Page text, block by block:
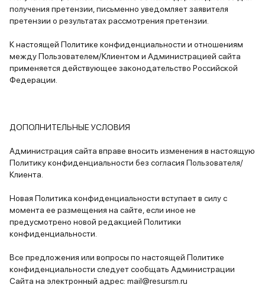
получения претензии, письменно уведомляет заявителя
претензии о результатах рассмотрения претензии.
К настоящей Политике конфиденциальности и отношениям
между Пользователем/Клиентом и Администрацией сайта
применяется действующее законодательство Российской
Федерации.
ДОПОЛНИТЕЛЬНЫЕ УСЛОВИЯ
Администрация сайта вправе вносить изменения в настоящую
Политику конфиденциальности без согласия Пользователя/
Клиента.
Новая Политика конфиденциальности вступает в силу с
момента ее размещения на сайте, если иное не
предусмотрено новой редакцией Политики
конфиденциальности.
Все предложения или вопросы по настоящей Политике
конфиденциальности следует сообщать Администрации
Сайта на электронный адрес: mail@resursm.ru